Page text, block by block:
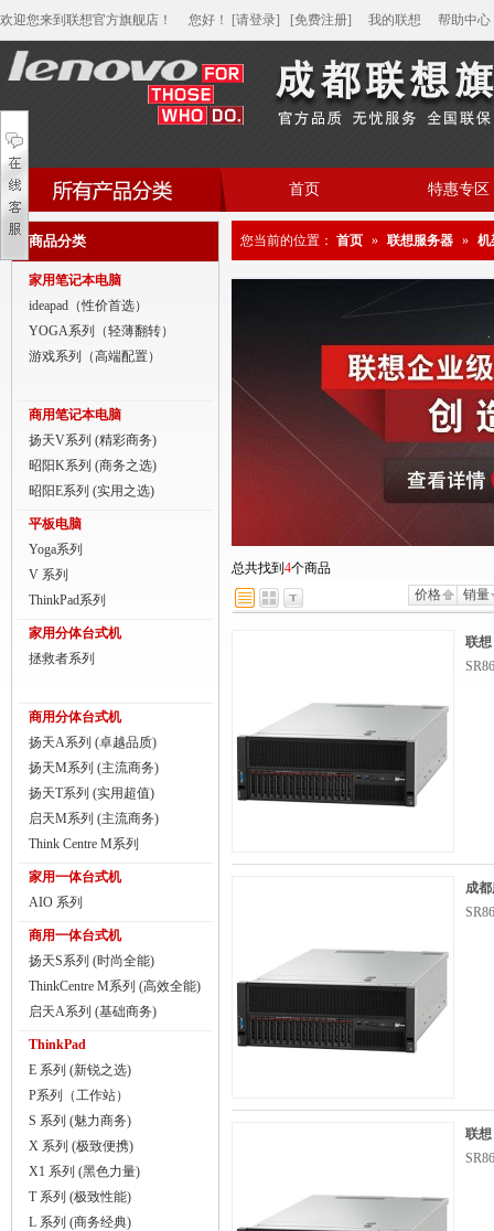
欢迎您来到联想官方旗舰店！ 您好 ！ [请登录] [免费注册] 我的联想 帮助中心
家用笔记本电脑
商用笔记本电脑
平板电脑
商用分体台式机
家用一体台式机
ThinkPad
ThinkStation工作站
联想服务器
首页 特惠专区
帮助中心
商品分类
家用笔记本电脑
ideapad（性价首选）
YOGA系列（轻薄翻转）
游戏系列（高端配置）
商用笔记本电脑
扬天V系列 (精彩商务)
昭阳K系列 (商务之选)
昭阳E系列 (实用之选)
平板电脑
Yoga系列
V 系列
ThinkPad系列
家用分体台式机
拯救者系列
商用分体台式机
扬天A系列 (卓越品质)
扬天M系列 (主流商务)
扬天T系列 (实用超值)
启天M系列 (主流商务)
Think Centre M系列
家用一体台式机
AIO 系列
商用一体台式机
扬天S系列 (时尚全能)
ThinkCentre M系列 (高效全能)
启天A系列 (基础商务)
ThinkPad
E 系列 (新锐之选)
P系列（工作站）
S 系列 (魅力商务)
X 系列 (极致便携)
X1 系列 (黑色力量)
T 系列 (极致性能)
L 系列 (商务经典)
您当前的位置： 首页 » 联想服务器 » 机
总共找到 4个商品
价格
销量
联
成
联想